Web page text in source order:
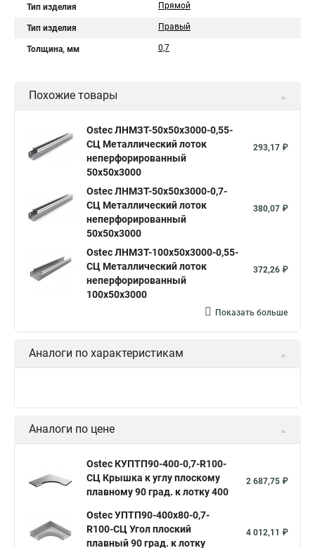
Тип изделия Прямой
Тип изделия Правый
Толщина, мм 0,7
Похожие товары
Ostec ЛНМЗТ-50х50х3000-0,55-
СЦ Металлический лоток
неперфорированный
50х50х3000
293,17 ₽
Ostec ЛНМЗТ-50х50х3000-0,7-
СЦ Металлический лоток
неперфорированный
50х50х3000
380,07 ₽
Ostec ЛНМЗТ-100х50х3000-0,55-
СЦ Металлический лоток
неперфорированный
100х50х3000
372,26 ₽
Показать больше
Аналоги по характеристикам
1 261,07 ₽
плавному 90 град. к лотку 200
Ostec КУПТП90-300-0,7-R100-
плавному 90 град. к лотку 300